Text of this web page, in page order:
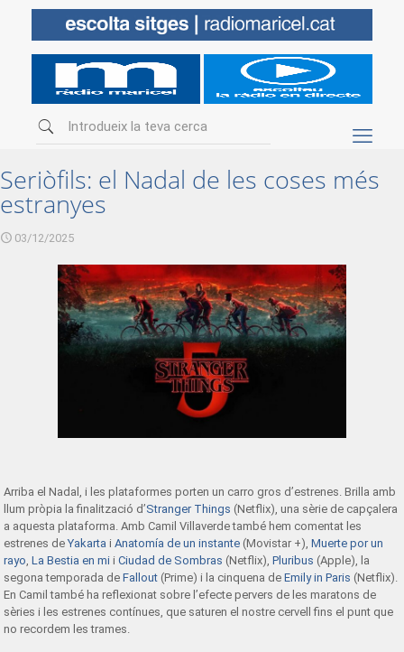
Seriòfils: el Nadal de les coses més
estranyes
03/12/2025
Arriba el Nadal, i les plataformes porten un carro gros d’estrenes. Brilla amb
llum pròpia la finalització d’Stranger Things (Netflix), una sèrie de capçalera
a aquesta plataforma. Amb Camil Villaverde també hem comentat les
estrenes deYakarta iAnatomía de un instante (Movistar +),Muerte por un
rayo,La Bestia en mi iCiudad de Sombras (Netflix),Pluribus (Apple), la
segona temporada deFallout (Prime) i la cinquena deEmily in Paris (Netflix).
En Camil també ha reflexionat sobre l’efecte pervers de les maratons de
sèries i les estrenes contínues, que saturen el nostre cervell fins el punt que
no recordem les trames.